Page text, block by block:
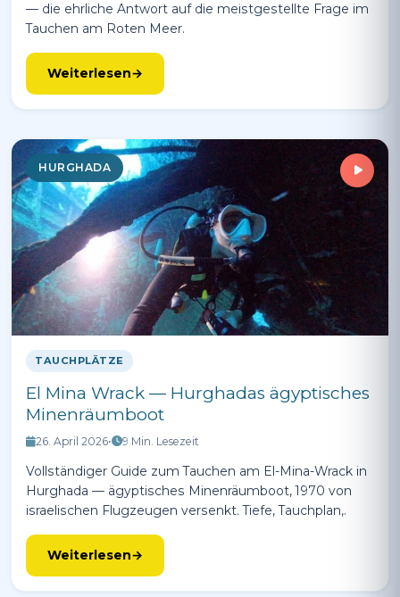
— die ehrliche Antwort auf die meistgestellte Frage im
Tauchen am Roten Meer.
Weiterlesen
HURGHADA
TAUCHPLÄTZE
El Mina Wrack — Hurghadas ägyptisches
Minenräumboot
26. April 2026• 9 Min. Lesezeit
Vollständiger Guide zum Tauchen am El-Mina-Wrack in
Hurghada — ägyptisches Minenräumboot, 1970 von
israelischen Flugzeugen versenkt. Tiefe, Tauchplan,.
Weiterlesen